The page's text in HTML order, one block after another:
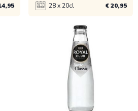
28 x 20cl € 20,95
Bekijk product
€ 21,45